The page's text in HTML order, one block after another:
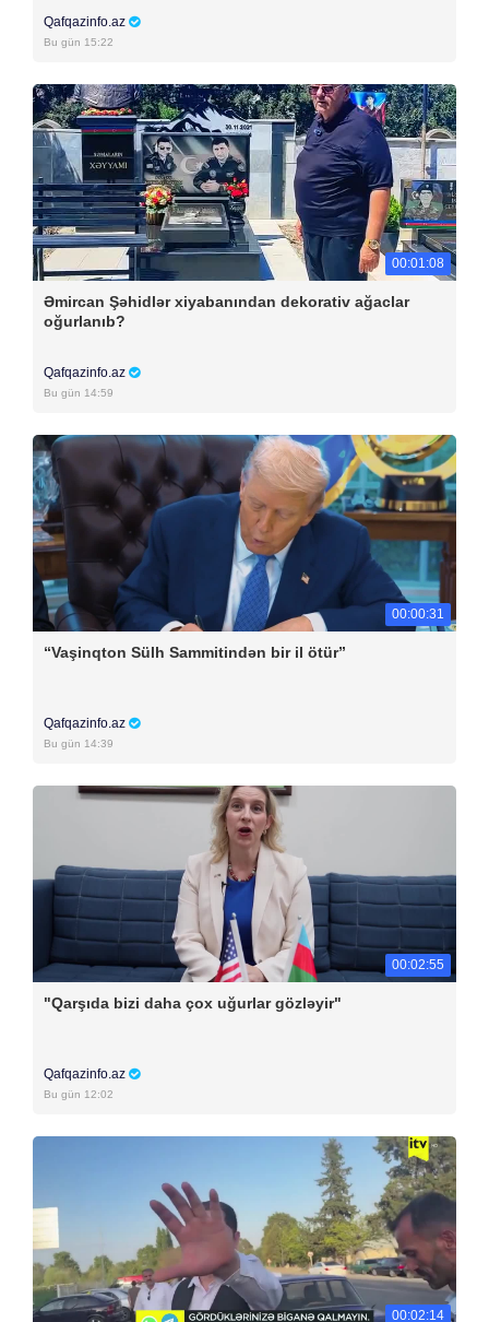
Qafqazinfo.az
Bu gün 15:22
00:01:08
Əmircan Şəhidlər xiyabanından dekorativ ağaclar
oğurlanıb?
Qafqazinfo.az
Bu gün 14:59
00:00:31
“Vaşinqton Sülh Sammitindən bir il ötür”
Qafqazinfo.az
Bu gün 14:39
00:02:55
"Qarşıda bizi daha çox uğurlar gözləyir"
Qafqazinfo.az
Bu gün 12:02
00:02:14